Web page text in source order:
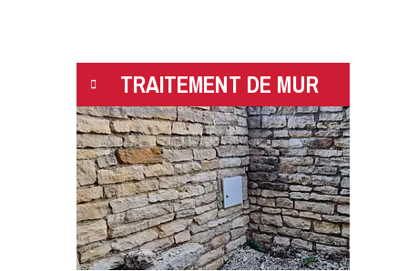
TRAITEMENT DE MUR